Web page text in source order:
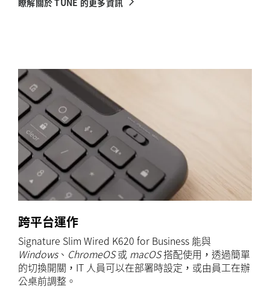
跨平台運作
Signature Slim Wired K620 for Business 能與
Windows、 ChromeOS或 macOS搭配使用，透過簡單
的切換開關，IT 人員可以在部署時設定，或由員工在辦
公桌前調整。